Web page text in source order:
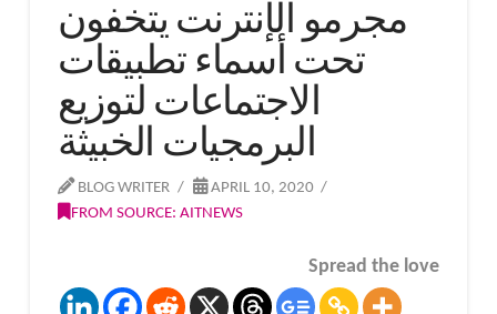
مجرمو الإنترنت يتخفون
تحت أسماء تطبيقات
الاجتماعات لتوزيع
البرمجيات الخبيثة
BLOG WRITER
APRIL 10, 2020
FROM SOURCE: AITNEWS
Spread the love